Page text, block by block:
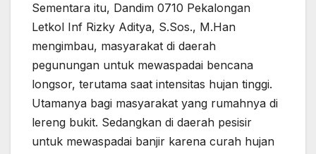
Sementara itu, Dandim 0710 Pekalongan
Letkol Inf Rizky Aditya, S.Sos., M.Han
mengimbau, masyarakat di daerah
pegunungan untuk mewaspadai bencana
longsor, terutama saat intensitas hujan tinggi.
Utamanya bagi masyarakat yang rumahnya di
lereng bukit. Sedangkan di daerah pesisir
untuk mewaspadai banjir karena curah hujan